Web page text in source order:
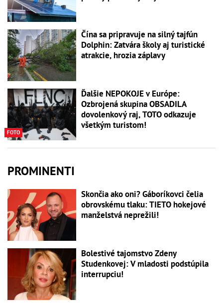
Čína sa pripravuje na silný tajfún
Dolphin: Zatvára školy aj turistické
atrakcie, hrozia záplavy
FOTO
Ďalšie NEPOKOJE v Európe:
Ozbrojená skupina OBSADILA
dovolenkový raj, TOTO odkazuje
všetkým turistom!
PROMINENTI
Skončia ako oni? Gáboríkovci čelia
obrovskému tlaku: TIETO hokejové
manželstvá neprežili!
Bolestivé tajomstvo Zdeny
Studenkovej: V mladosti podstúpila
interrupciu!